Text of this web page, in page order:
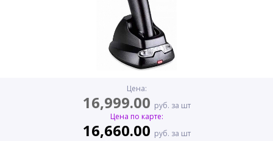
Цена:
16,999.00 руб. за шт
Цена по карте:
16,660.00 руб. за шт